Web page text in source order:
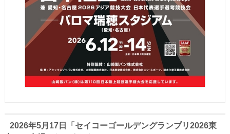
2026年5月17日「セイコーゴールデングランプリ2026東